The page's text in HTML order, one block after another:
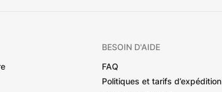
BESOIN D'AIDE
FAQ
Politiques et tarifs d’expédition